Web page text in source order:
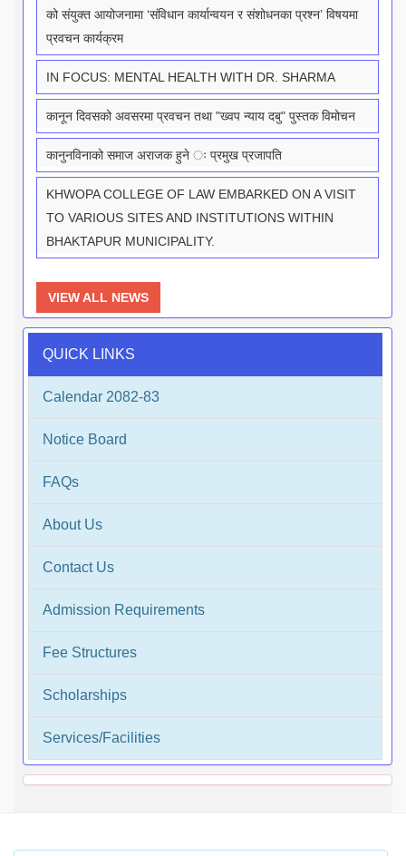
को संयुक्त आयोजनामा ‘संविधान कार्यान्वयन र संशोधनका प्रश्न’ विषयमा
प्रवचन कार्यक्रम
IN FOCUS: MENTAL HEALTH WITH DR. SHARMA
कानून दिवसको अवसरमा प्रवचन तथा "ख्वप न्याय दबु" पुस्तक विमोचन
कानुनविनाको समाज अराजक हुने ः प्रमुख प्रजापति
KHWOPA COLLEGE OF LAW EMBARKED ON A VISIT
TO VARIOUS SITES AND INSTITUTIONS WITHIN
BHAKTAPUR MUNICIPALITY.
VIEW ALL NEWS
QUICK LINKS
Calendar 2082-83
Notice Board
FAQs
About Us
Contact Us
Admission Requirements
Fee Structures
Scholarships
Services/Facilities